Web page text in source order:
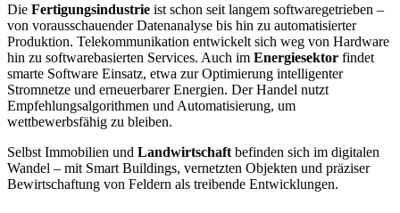
Die Fertigungsindustrie ist schon seit langem softwaregetrieben –
von vorausschauender Datenanalyse bis hin zu automatisierter
Produktion. Telekommunikation entwickelt sich weg von Hardware
hin zu softwarebasierten Services. Auch im Energiesektor findet
smarte Software Einsatz, etwa zur Optimierung intelligenter
Stromnetze und erneuerbarer Energien. Der Handel nutzt
Empfehlungsalgorithmen und Automatisierung, um
wettbewerbsfähig zu bleiben.
Selbst Immobilien und Landwirtschaft befinden sich im digitalen
Wandel – mit Smart Buildings, vernetzten Objekten und präziser
Bewirtschaftung von Feldern als treibende Entwicklungen.